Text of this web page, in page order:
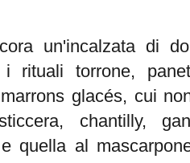
un'incalzata di
rituali torrone,
glacés, cui
chantilly,
quella al